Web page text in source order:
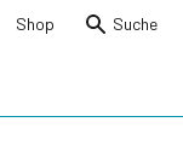
Shop Suche